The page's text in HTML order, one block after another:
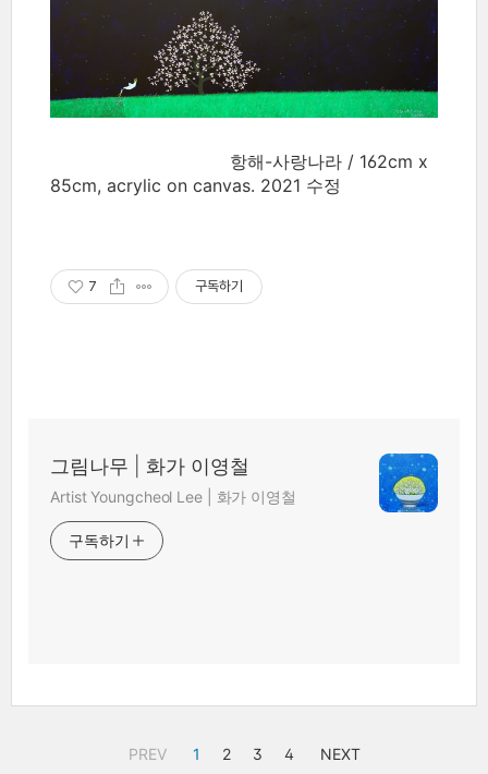
항해-사랑나라 / 162cm x
85cm, acrylic on canvas. 2021 수정
7 구독하기
그림나무 | 화가 이영철
Artist Youngcheol Lee | 화가 이영철
구독하기
PREV 1 2 3 4 NEXT